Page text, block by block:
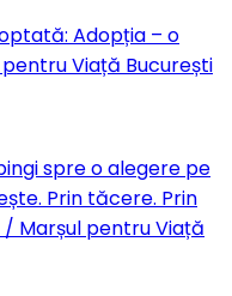
Adopția – o
Viață București
spre o alegere pe
Prin tăcere. Prin
Marșul pentru Viață